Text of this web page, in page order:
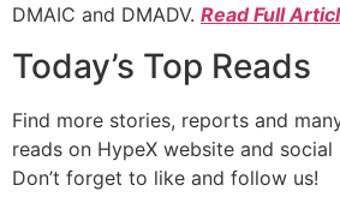
DMAIC and DMADV. Read Full
Today’s Top Reads
Find more stories, reports and
reads on HypeX website and social
Don’t forget to like and follow us!